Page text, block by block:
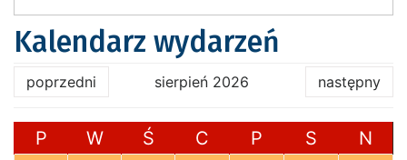
Kalendarz wydarzeń
poprzedni sierpień 2026 następny
P W Ś C P S N